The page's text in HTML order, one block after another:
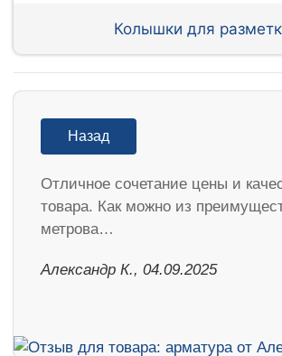
Колышки для
Назад
Отличное сочетание цены и
товара. Как можно из
метрова…
Александр К., 04.09.2025